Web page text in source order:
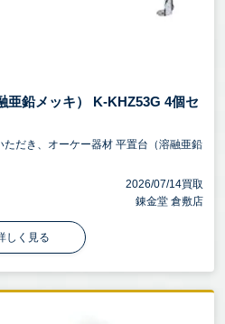
亜鉛メッキ） K-KHZ53G 4個セ
だき、オーケー器材 平置台（溶融亜鉛
2026/07/14買取
錬金堂 倉敷店
しく見る